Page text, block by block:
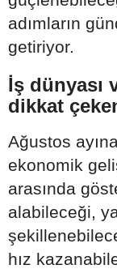
adımların
getiriyor.
İş dünyası
dikkat
Ağustos
ekonomik
arasında
alabileceği,
hız